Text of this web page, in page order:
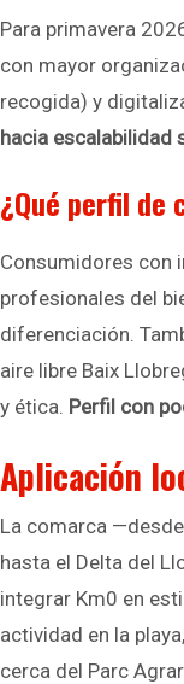
Para primavera
con mayor
recogida) y
hacia escalabilidad
¿Qué perfil de
Consumidores con
profesionales del
diferenciación.
aire libre Baix
y ética. Perfil con
Aplicación
La comarca
hasta el Delta del
integrar Km0 en
actividad en la
cerca del Parc